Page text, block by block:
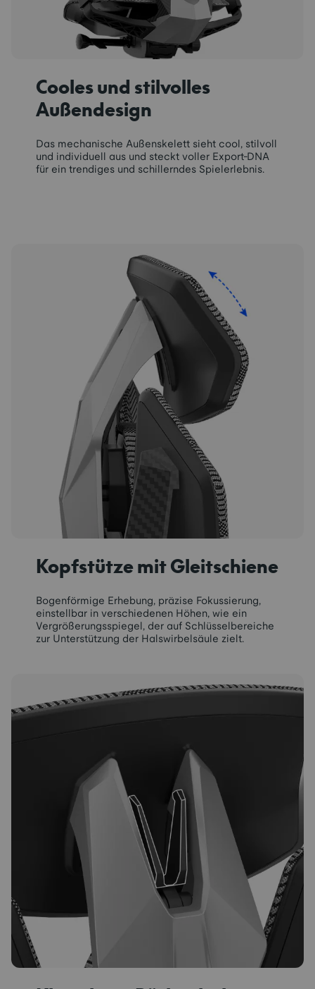
Cooles und stilvolles
Außendesign
Das mechanische Außenskelett sieht cool, stilvoll
und individuell aus und steckt voller Export-DNA
für ein trendiges und schillerndes Spielerlebnis.
Kopfstütze mit Gleitschiene
Bogenförmige Erhebung, präzise Fokussierung,
einstellbar in verschiedenen Höhen, wie ein
Vergrößerungsspiegel, der auf Schlüsselbereiche
zur Unterstützung der Halswirbelsäule zielt.